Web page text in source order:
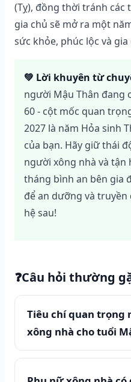
(Tỵ), đồng thời tránh các
gia chủ sẽ mở ra một
sức khỏe, phúc lộc và
💚 Lời khuyên từ
người Mậu Thân đang
60 - cột mốc quan
2027 là năm Hỏa sinh
của bạn. Hãy giữ thái
người xông nhà và
tháng bình an bên gia
để an dưỡng và
hệ sau!
❓Câu hỏi thường
Tiêu chí quan trọng
xông nhà cho tuổi